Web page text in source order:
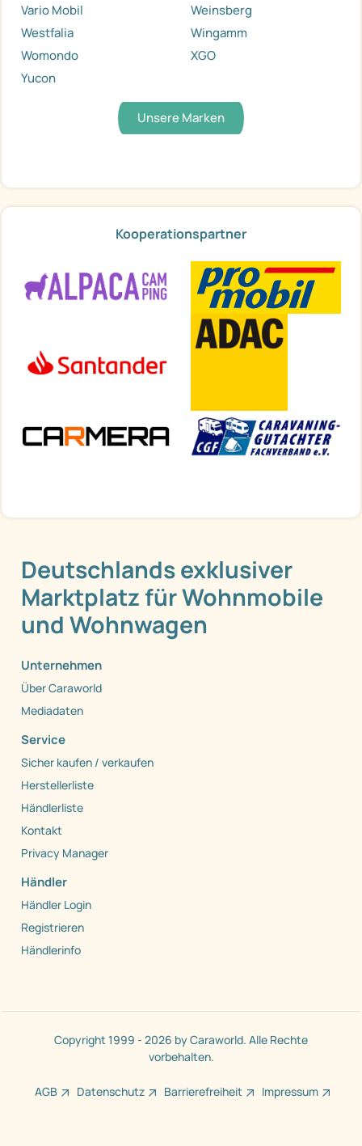
Vario Mobil
Weinsberg
Westfalia
Wingamm
Womondo
XGO
Yucon
Unsere Marken
Kooperationspartner
Deutschlands exklusiver
Marktplatz für Wohnmobile
und Wohnwagen
Unternehmen
Über Caraworld
Mediadaten
Service
Sicher kaufen / verkaufen
Herstellerliste
Händlerliste
Kontakt
Privacy Manager
Händler
Händler Login
Registrieren
Händlerinfo
Copyright 1999 - 2026 by Caraworld. Alle Rechte
vorbehalten.
AGB Datenschutz Barrierefreiheit Impressum